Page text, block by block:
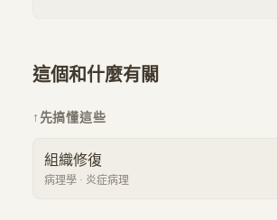
這個和什麼有關
↑ 先搞懂這些
組織修復
病理學 · 炎症病理